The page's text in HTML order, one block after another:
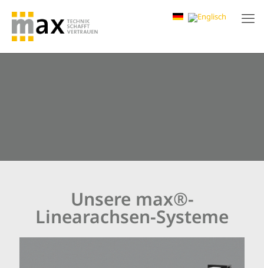
Unsere max®-
Linearachsen-Systeme